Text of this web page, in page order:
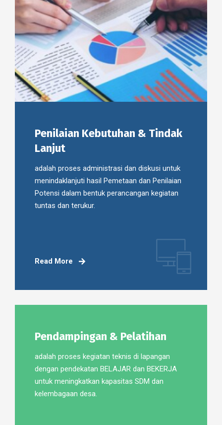
Penilaian Kebutuhan & Tindak
Lanjut
adalah proses administrasi dan diskusi untuk
menindaklanjuti hasil Pemetaan dan Penilaian
Potensi dalam bentuk perancangan kegiatan
tuntas dan terukur.
Read More
Pendampingan & Pelatihan
adalah proses kegiatan teknis di lapangan
dengan pendekatan BELAJAR dan BEKERJA
untuk meningkatkan kapasitas SDM dan
kelembagaan desa.